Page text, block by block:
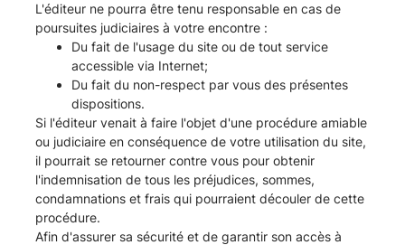
L'éditeur ne pourra être tenu responsable en cas de
poursuites judiciaires à votre encontre :
Du fait de l'usage du site ou de tout service
accessible via Internet;
Du fait du non-respect par vous des présentes
dispositions.
Si l'éditeur venait à faire l'objet d'une procédure amiable
ou judiciaire en conséquence de votre utilisation du site,
il pourrait se retourner contre vous pour obtenir
l'indemnisation de tous les préjudices, sommes,
condamnations et frais qui pourraient découler de cette
procédure.
Afin d'assurer sa sécurité et de garantir son accès à